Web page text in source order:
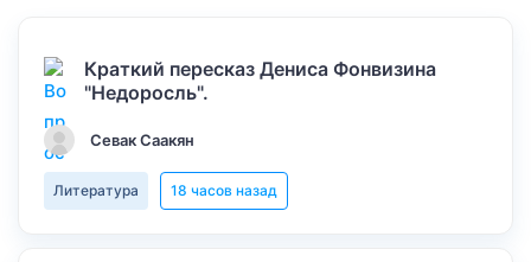
Краткий пересказ Дениса Фонвизина
"Недоросль".
Севак Саакян
Литература 18 часов назад